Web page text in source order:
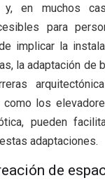
en muchos
para
implicar la
la adaptación de
como los
pueden
adaptaciones.
de